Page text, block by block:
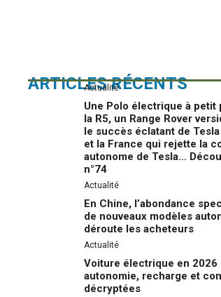
ARTICLES RÉCENTS
Actualité
Une Polo électrique à petit
la R5, un Range Rover
le succès éclatant de
et la France qui rejette la
autonome de Tesla…
n°74
Actualité
En Chine, l’abondance
de nouveaux modèles
déroute les acheteurs
Actualité
Voiture électrique en 2026
autonomie, recharge et
décryptées